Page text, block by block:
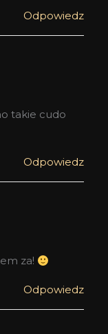
Odpowiedz
takie cudo
Odpowiedz
za!
Odpowiedz